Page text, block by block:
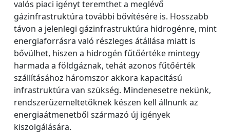
valós piaci igényt teremthet a meglévő
gázinfrastruktúra további bővítésére is. Hosszabb
távon a jelenlegi gázinfrastruktúra hidrogénre, mint
energiaforrásra való részleges átállása miatt is
bővülhet, hiszen a hidrogén fűtőértéke mintegy
harmada a földgáznak, tehát azonos fűtőérték
szállításához háromszor akkora kapacitású
infrastruktúra van szükség. Mindenesetre nekünk,
rendszerüzemeltetőknek készen kell állnunk az
energiaátmenetből származó új igények
kiszolgálására.